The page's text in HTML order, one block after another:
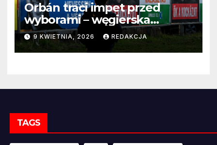
Orbán traci impet przed
wyborami – węgierska
propaganda przestaje
przekonywać
9 KWIETNIA, 2026 REDAKCJA
TAGS